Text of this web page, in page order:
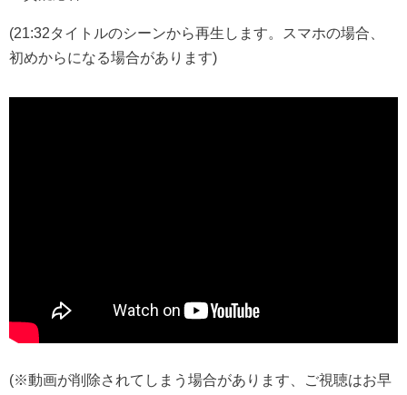
(21:32タイトルのシーンから再生します。スマホの場合、
初めからになる場合があります)
(※動画が削除されてしまう場合があります、ご視聴はお早